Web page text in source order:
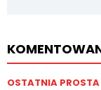
OSTATNIA